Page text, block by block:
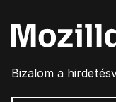
Bizalom a